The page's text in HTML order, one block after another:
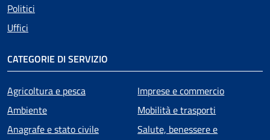
Politici
Uffici
CATEGORIE DI SERVIZIO
Agricoltura e pesca
Ambiente
Anagrafe e stato civile
Imprese e commercio
Mobilità e trasporti
Salute, benessere e